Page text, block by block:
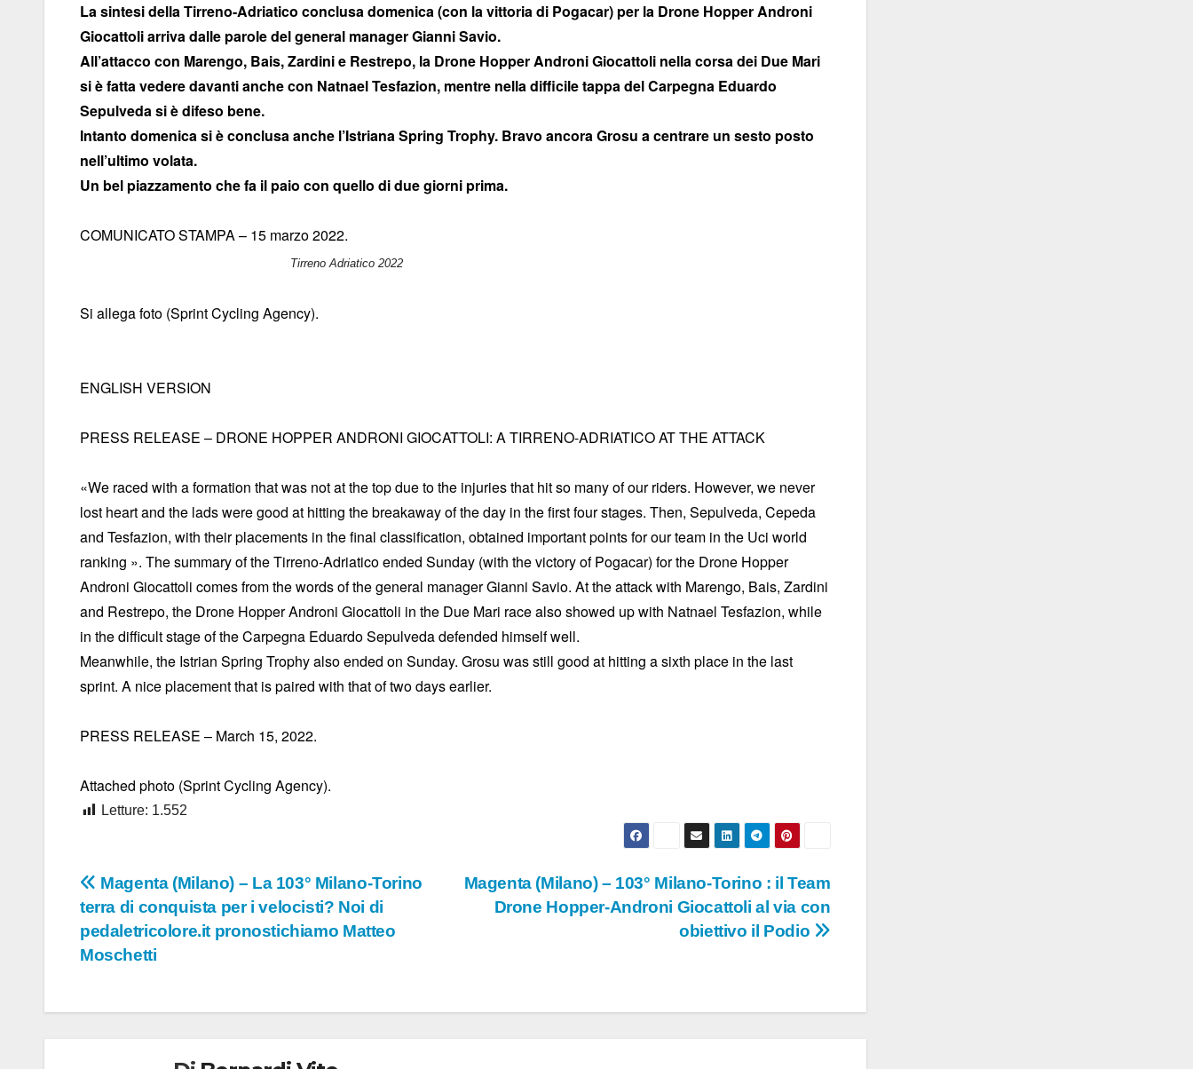
La sintesi della Tirreno-Adriatico conclusa domenica (con la vittoria di Pogacar) per la Drone Hopper Androni
Giocattoli arriva dalle parole del general manager Gianni Savio.
All’attacco con Marengo, Bais, Zardini e Restrepo, la Drone Hopper Androni Giocattoli nella corsa dei Due Mari
si è fatta vedere davanti anche con Natnael Tesfazion, mentre nella difficile tappa del Carpegna Eduardo
Sepulveda si è difeso bene.
Intanto domenica si è conclusa anche l’Istriana Spring Trophy. Bravo ancora Grosu a centrare un sesto posto
nell’ultimo volata.
Un bel piazzamento che fa il paio con quello di due giorni prima.
COMUNICATO STAMPA – 15 marzo 2022.
Tirreno Adriatico 2022
Si allega foto (Sprint Cycling Agency).
ENGLISH VERSION
PRESS RELEASE – DRONE HOPPER ANDRONI GIOCATTOLI: A TIRRENO-ADRIATICO AT THE ATTACK
«We raced with a formation that was not at the top due to the injuries that hit so many of our riders. However, we never
lost heart and the lads were good at hitting the breakaway of the day in the first four stages. Then, Sepulveda, Cepeda
and Tesfazion, with their placements in the final classification, obtained important points for our team in the Uci world
ranking ». The summary of the Tirreno-Adriatico ended Sunday (with the victory of Pogacar) for the Drone Hopper
Androni Giocattoli comes from the words of the general manager Gianni Savio. At the attack with Marengo, Bais, Zardini
and Restrepo, the Drone Hopper Androni Giocattoli in the Due Mari race also showed up with Natnael Tesfazion, while
in the difficult stage of the Carpegna Eduardo Sepulveda defended himself well.
Meanwhile, the Istrian Spring Trophy also ended on Sunday. Grosu was still good at hitting a sixth place in the last
sprint. A nice placement that is paired with that of two days earlier.
PRESS RELEASE – March 15, 2022.
Attached photo (Sprint Cycling Agency).
Letture: 1.552
Navigazione
articoli
Magenta (Milano) – 103° Milano-Torino : il Team
Drone Hopper-Androni Giocattoli al via con
obiettivo il Podio
Magenta (Milano) – La 103° Milano-Torino
terra di conquista per i velocisti? Noi di
pedaletricolore.it pronostichiamo Matteo
Moschetti